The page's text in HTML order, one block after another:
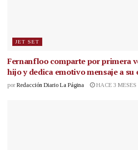
JET SET
Fernanfloo comparte por primera
hijo y dedica emotivo mensaje a su
por Redacción Diario La Página HACE 3 MESES